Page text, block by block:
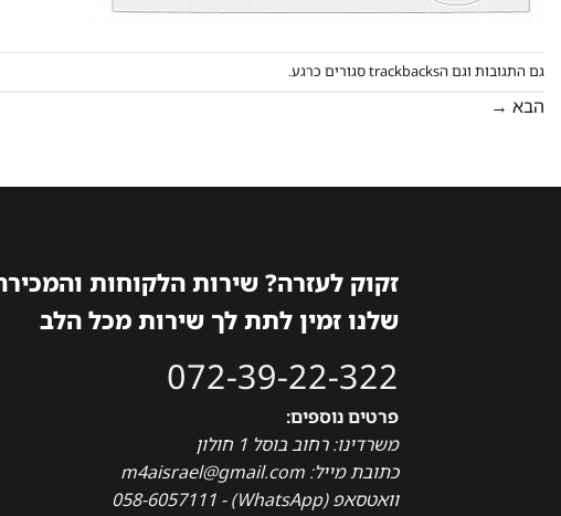
גם התגובות וגם הtrackbacks סגורים כרגע.
הבא →
זקוק לעזרה? שירות הלקוחות
שלנו זמין לתת לך שירות מכל הלב
072-39-22-322
פרטים נוספים:
משרדינו: רחוב בוסל 1 חולון
כתובת מייל: m4aisrael@gmail.com
וואטסאפ (WhatsApp) - 058-6057111